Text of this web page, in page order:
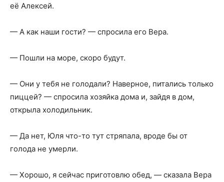
её Алексей.
— А как наши гости? — спросила его Вера.
— Пошли на море, скоро будут.
— Они у тебя не голодали? Наверное, питались только
пиццей? — спросила хозяйка дома и, зайдя в дом,
открыла холодильник.
— Да нет, Юля что-то тут стряпала, вроде бы от
голода не умерли.
— Хорошо, я сейчас приготовлю обед, — сказала Вера